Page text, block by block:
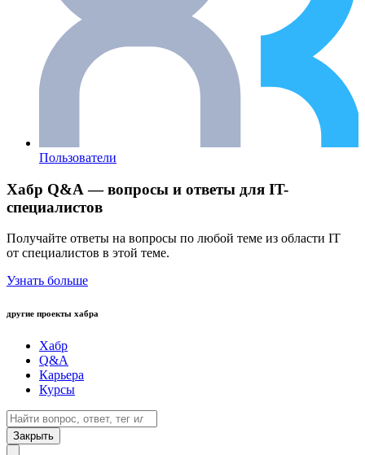
Пользователи
Хабр Q&A — вопросы и ответы для IT-
специалистов
Получайте ответы на вопросы по любой теме из области IT
от специалистов в этой теме.
Узнать больше
другие проекты хабра
Хабр
Q&A
Карьера
Курсы
Закрыть